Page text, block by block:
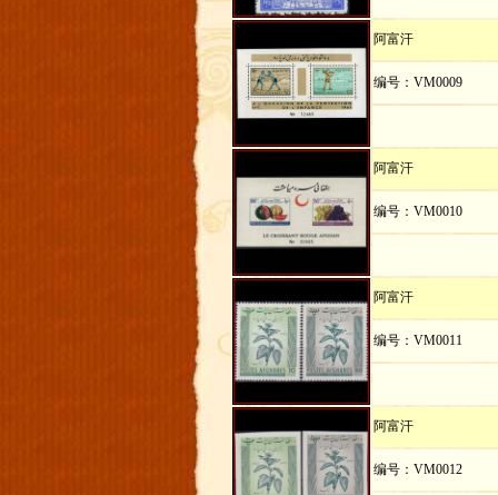
阿富汗
编号：VM0009
阿富汗
编号：VM0010
阿富汗
编号：VM0011
阿富汗
编号：VM0012